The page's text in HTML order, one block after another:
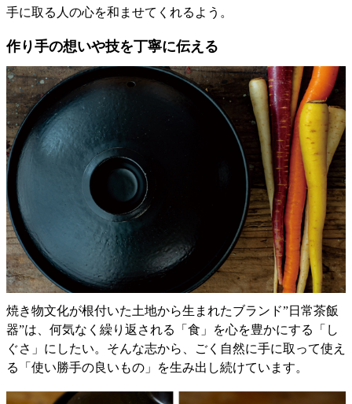
手に取る人の心を和ませてくれるよう。
作り手の想いや技を丁寧に伝える
焼き物文化が根付いた土地から生まれたブランド”日常茶飯
器”は、何気なく繰り返される「食」を心を豊かにする「し
ぐさ」にしたい。そんな志から、ごく自然に手に取って使え
る「使い勝手の良いもの」を生み出し続けています。